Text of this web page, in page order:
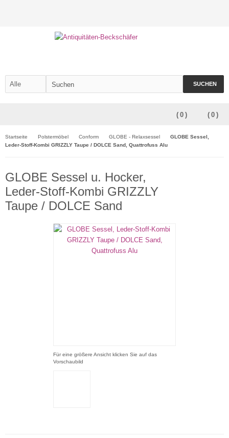
SUCHEN
( 0 )
( 0 )
Startseite Polstermöbel Conform GLOBE - Relaxsessel
GLOBE Sessel,
Leder-Stoff-Kombi GRIZZLY Taupe / DOLCE Sand, Quattrofuss Alu
GLOBE Sessel u. Hocker,
Leder-Stoff-Kombi GRIZZLY
Taupe / DOLCE Sand
Für eine größere Ansicht klicken Sie auf das
Vorschaubild